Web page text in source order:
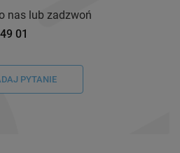
nas lub zadzwoń
01
PYTANIE